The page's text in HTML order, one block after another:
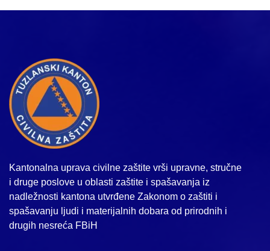
Kantonalna uprava civilne zaštite vrši upravne, stručne
i druge poslove u oblasti zaštite i spašavanja iz
nadležnosti kantona utvrđene Zakonom o zaštiti i
spašavanju ljudi i materijalnih dobara od prirodnih i
drugih nesreća FBiH